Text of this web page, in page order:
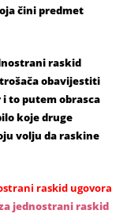
čini predmet
raskid
obavijestiti
to putem obrasca
koje druge
volju da raskine
raskid ugovora
jednostrani raskid